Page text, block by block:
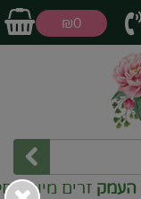
₪0
זרים מיוחדים❤️